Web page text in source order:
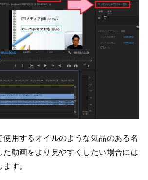
使用するオイルのような気品のある名
た動画をより見やすくしたい場合には
す。